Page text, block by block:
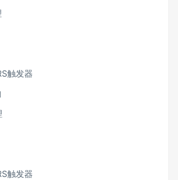
触发器
触发器